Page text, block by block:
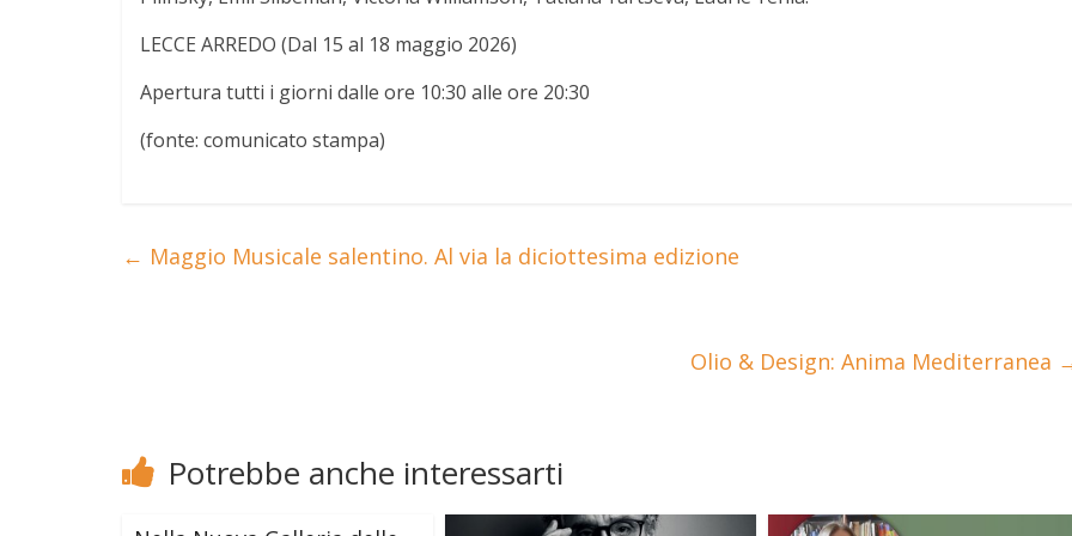
LECCE ARREDO (Dal 15 al 18 maggio 2026)
Apertura tutti i giorni dalle ore 10:30 alle ore 20:30
(fonte: comunicato stampa)
← Maggio Musicale salentino. Al via la diciottesima edizione
Olio & Design: Anima Mediterranea
Potrebbe anche interessarti